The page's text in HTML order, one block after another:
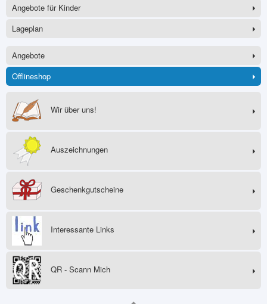
Angebote für Kinder
Lageplan
Angebote
Offlineshop
Wir über uns!
Auszeichnungen
Geschenkgutscheine
Interessante Links
QR - Scann Mich